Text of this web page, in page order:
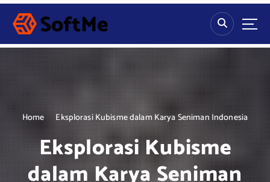
S
p
Home Eksplorasi Kubisme dalam Karya Seniman Indonesia
Eksplorasi Kubisme
dalam Karya Seniman